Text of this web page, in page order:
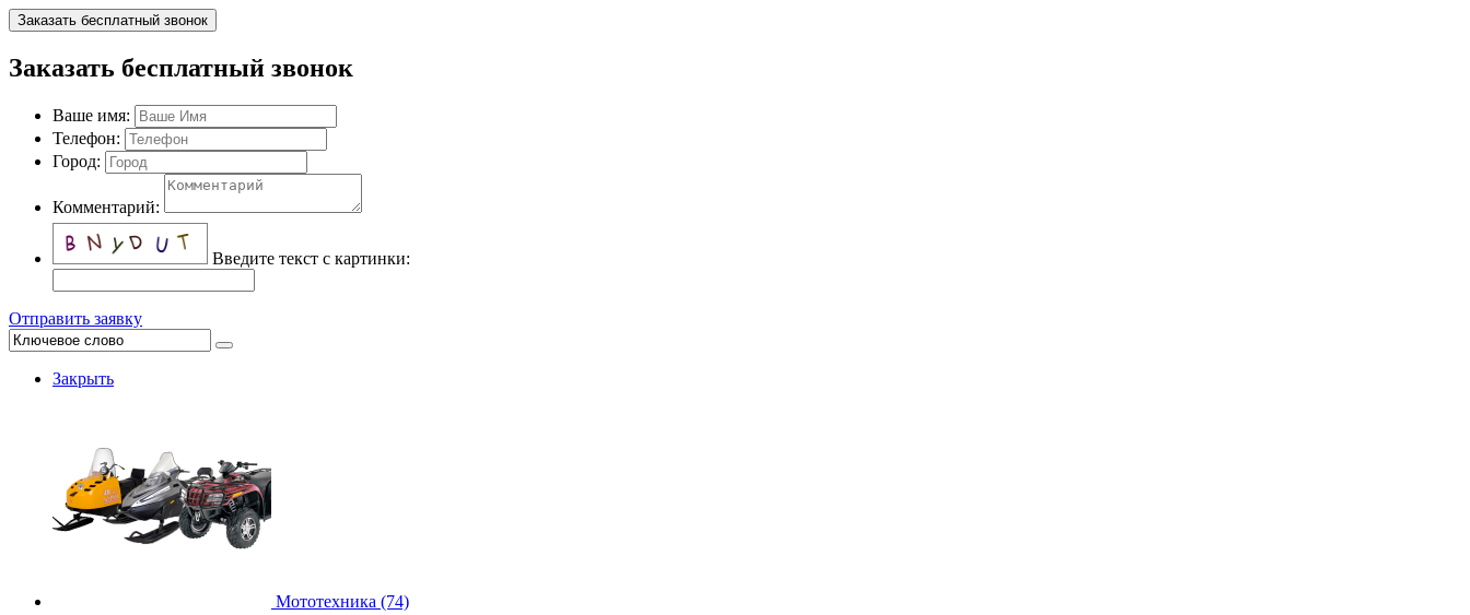
Заказать бесплатный звонок
Заказать бесплатный звонок
Ваше имя:
Телефон:
Город:
Комментарий:
Введите текст с картинки:
Отправить заявку
Закрыть
Мототехника (74)